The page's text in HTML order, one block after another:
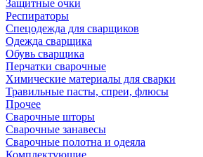
Защитные очки
Респираторы
Спецодежда для сварщиков
Одежда сварщика
Обувь сварщика
Перчатки сварочные
Химические материалы для сварки
Травильные пасты, спреи, флюсы
Прочее
Сварочные шторы
Сварочные занавесы
Сварочные полотна и одеяла
Комплектующие